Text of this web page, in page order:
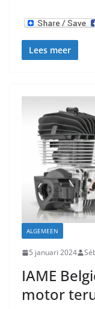
Lees meer
ALGEMEEN
5 januari 2024
IAME
motor